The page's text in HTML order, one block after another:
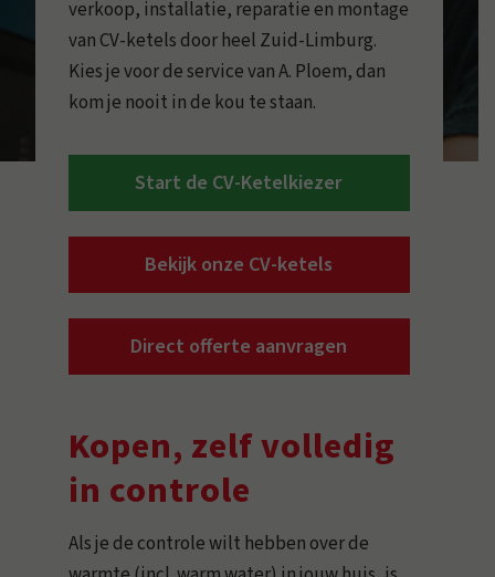
verkoop, installatie, reparatie en montage
van CV-ketels door heel Zuid-Limburg.
Kies je voor de service van A. Ploem, dan
kom je nooit in de kou te staan.
Start de CV-Ketelkiezer
Bekijk onze CV-ketels
Direct offerte aanvragen
Kopen, zelf volledig
in controle
Als je de controle wilt hebben over de